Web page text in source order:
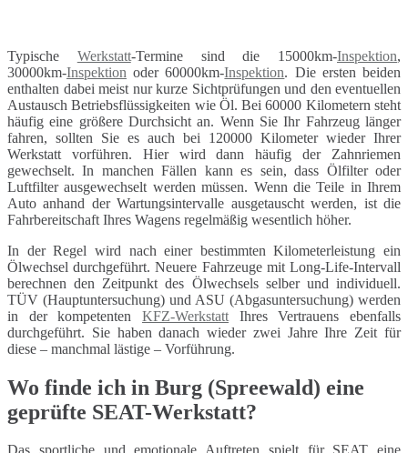
Typische Werkstatt-Termine sind die 15000km-Inspektion,
30000km-Inspektion oder 60000km-Inspektion. Die ersten beiden
enthalten dabei meist nur kurze Sichtprüfungen und den eventuellen
Austausch Betriebsflüssigkeiten wie Öl. Bei 60000 Kilometern steht
häufig eine größere Durchsicht an. Wenn Sie Ihr Fahrzeug länger
fahren, sollten Sie es auch bei 120000 Kilometer wieder Ihrer
Werkstatt vorführen. Hier wird dann häufig der Zahnriemen
gewechselt. In manchen Fällen kann es sein, dass Ölfilter oder
Luftfilter ausgewechselt werden müssen. Wenn die Teile in Ihrem
Auto anhand der Wartungsintervalle ausgetauscht werden, ist die
Fahrbereitschaft Ihres Wagens regelmäßig wesentlich höher.
In der Regel wird nach einer bestimmten Kilometerleistung ein
Ölwechsel durchgeführt. Neuere Fahrzeuge mit Long-Life-Intervall
berechnen den Zeitpunkt des Ölwechsels selber und individuell.
TÜV (Hauptuntersuchung) und ASU (Abgasuntersuchung) werden
in der kompetenten KFZ-Werkstatt Ihres Vertrauens ebenfalls
durchgeführt. Sie haben danach wieder zwei Jahre Ihre Zeit für
diese – manchmal lästige – Vorführung.
Wo finde ich in Burg (Spreewald) eine
geprüfte SEAT-Werkstatt?